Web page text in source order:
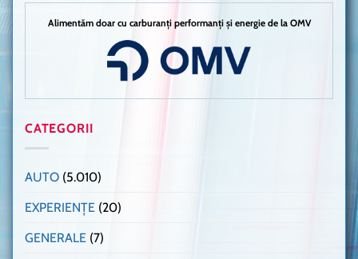
Alimentăm doar cu carburanți performanți și energie de la OMV
CATEGORII
AUTO (5.010)
EXPERIENȚE (20)
GENERALE (7)